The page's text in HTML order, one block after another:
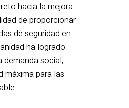
hacia la mejora
de proporcionar
de seguridad en
ha logrado
demanda social,
máxima para las